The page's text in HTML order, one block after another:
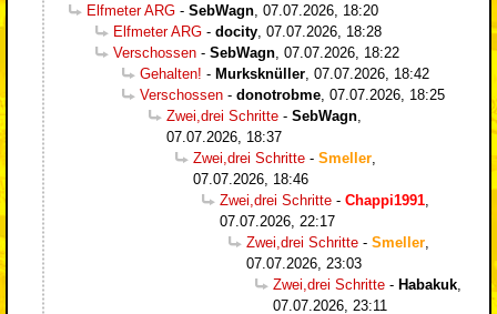
Elfmeter ARG - SebWagn 07.07.2026, 18:20
Elfmeter ARG - docity 07.07.2026, 18:28
Verschossen - SebWagn 07.07.2026, 18:22
Gehalten! - Murksknüller 07.07.2026, 18:42
Verschossen - donotrobme 07.07.2026, 18:25
Zwei,drei Schritte - SebWagn
07.07.2026, 18:37
Zwei,drei Schritte - Smeller
07.07.2026, 18:46
Zwei,drei Schritte - Chappi1991
07.07.2026, 22:17
Zwei,drei Schritte - Smeller
07.07.2026, 23:03
Zwei,drei Schritte - Habakuk
07.07.2026, 23:11